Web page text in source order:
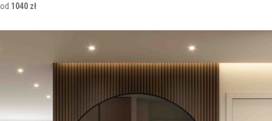
od 1040 zł